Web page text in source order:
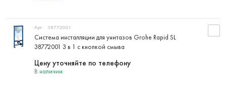
Система инсталляции для унитазов Grohe Rapid SL
38772001 3 в 1 с кнопкой смыва
Арт: 38772001
В наличии
Цену уточняйте по телефону